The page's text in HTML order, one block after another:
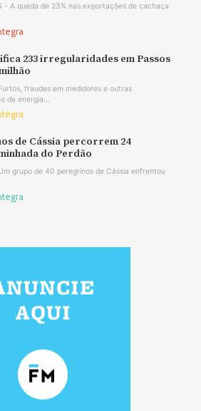
- A queda de 23% nas exportações de cachaça
233 irregularidades em Passos
fraudes em medidores e outras
de energia...
de Cássia percorrem 24
do Perdão
grupo de 40 peregrinos de Cássia enfrentou